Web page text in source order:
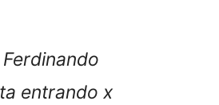
entrando x